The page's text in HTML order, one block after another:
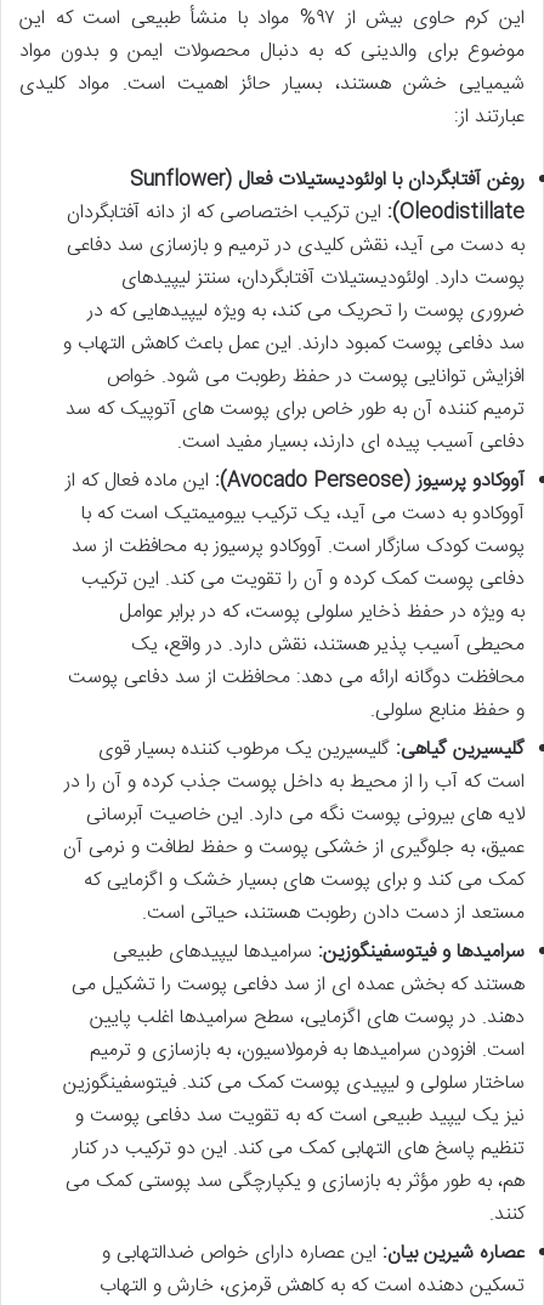
این کرم حاوی بیش از ۹۷% مواد با منشأ طبیعی است که این
موضوع برای والدینی که به دنبال محصولات ایمن و بدون مواد
شیمیایی خشن هستند، بسیار حائز اهمیت است. مواد کلیدی
عبارتند از:
روغن آفتابگردان با اولئودیستیلات فعال (Sunflower
Oleodistillate): این ترکیب اختصاصی که از دانه آفتابگردان
به دست می آید، نقش کلیدی در ترمیم و بازسازی سد دفاعی
پوست دارد. اولئودیستیلات آفتابگردان، سنتز لیپیدهای
ضروری پوست را تحریک می کند، به ویژه لیپیدهایی که در
سد دفاعی پوست کمبود دارند. این عمل باعث کاهش التهاب و
افزایش توانایی پوست در حفظ رطوبت می شود. خواص
ترمیم کننده آن به طور خاص برای پوست های آتوپیک که سد
دفاعی آسیب پیده ای دارند، بسیار مفید است.
آووکادو پرسیوز (Avocado Perseose):
این ماده فعال که از
آووکادو به دست می آید، یک ترکیب بیومیمتیک است که با
پوست کودک سازگار است. آووکادو پرسیوز به محافظت از سد
دفاعی پوست کمک کرده و آن را تقویت می کند. این ترکیب
به ویژه در حفظ ذخایر سلولی پوست، که در برابر عوامل
محیطی آسیب پذیر هستند، نقش دارد. در واقع، یک
محافظت دوگانه ارائه می دهد: محافظت از سد دفاعی پوست
و حفظ منابع سلولی.
گلیسیرین گیاهی: گلیسیرین یک مرطوب کننده بسیار قوی
است که آب را از محیط به داخل پوست جذب کرده و آن را در
لایه های بیرونی پوست نگه می دارد. این خاصیت آبرسانی
عمیق، به جلوگیری از خشکی پوست و حفظ لطافت و نرمی آن
کمک می کند و برای پوست های بسیار خشک و اگزمایی که
مستعد از دست دادن رطوبت هستند، حیاتی است.
سرامیدها و فیتوسفینگوزین: سرامیدها لیپیدهای طبیعی
هستند که بخش عمده ای از سد دفاعی پوست را تشکیل می
دهند. در پوست های اگزمایی، سطح سرامیدها اغلب پایین
است. افزودن سرامیدها به فرمولاسیون، به بازسازی و ترمیم
ساختار سلولی و لیپیدی پوست کمک می کند. فیتوسفینگوزین
نیز یک لیپید طبیعی است که به تقویت سد دفاعی پوست و
تنظیم پاسخ های التهابی کمک می کند. این دو ترکیب در کنار
هم، به طور مؤثر به بازسازی و یکپارچگی سد پوستی کمک می
کنند.
عصاره شیرین بیان: این عصاره دارای خواص ضدالتهابی و
تسکین دهنده است که به کاهش قرمزی، خارش و التهاب